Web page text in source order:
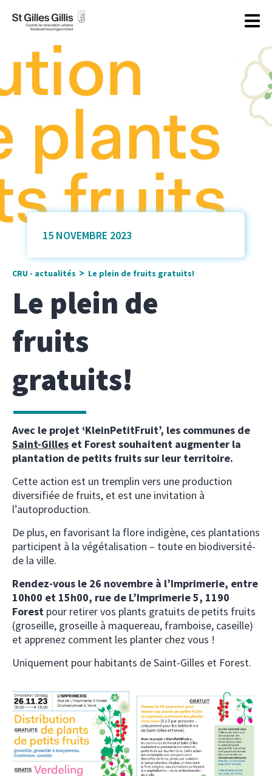
principal
15 NOVEMBRE 2023
CRU - actualités > Le plein de fruits gratuits!
Le plein de
fruits
gratuits!
Avec le projet ‘KleinPetitFruit’, les communes de
Saint-Gilles et Forest souhaitent augmenter la
plantation de petits fruits sur leur territoire.
Cette action est un tremplin vers une production
diversifiée de fruits, et est une invitation à
l’autoproduction.
De plus, en favorisant la flore indigène, ces plantations
participent à la végétalisation – toute en biodiversité-
de la ville.
Rendez-vous le 26 novembre à l’Imprimerie, entre
10h00 et 15h00, rue de L’Imprimerie 5, 1190
Forest pour retirer vos plants gratuits de petits fruits
(groseille, groseille à maquereau, framboise, caseille)
et apprenez comment les planter chez vous !
Uniquement pour habitants de Saint-Gilles et Forest.